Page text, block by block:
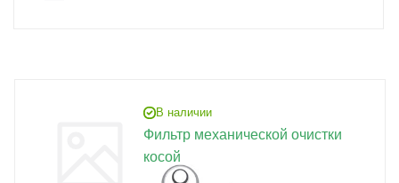
В наличии
Фильтр механической очистки
косой